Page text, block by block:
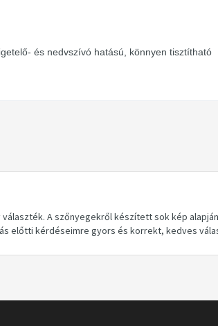
és nedvszívó hatású, könnyen tisztítható
A szőnyegekről készített sok kép
előtti kérdéseimre gyors és korrekt, kedves